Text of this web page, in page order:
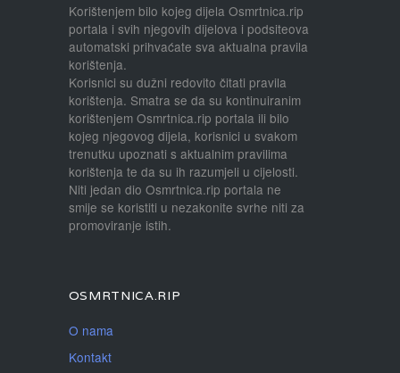
Korištenjem bilo kojeg dijela Osmrtnica.rip
portala i svih njegovih dijelova i podsiteova
automatski prihvaćate sva aktualna pravila
korištenja.
Korisnici su dužni redovito čitati pravila
korištenja. Smatra se da su kontinuiranim
korištenjem Osmrtnica.rip portala ili bilo
kojeg njegovog dijela, korisnici u svakom
trenutku upoznati s aktualnim pravilima
korištenja te da su ih razumjeli u cijelosti.
Niti jedan dio Osmrtnica.rip portala ne
smije se koristiti u nezakonite svrhe niti za
promoviranje istih.
OSMRTNICA.RIP
O nama
Kontakt